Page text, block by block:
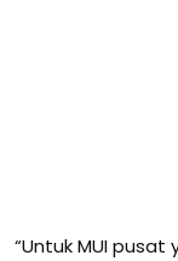
“Untuk MUI